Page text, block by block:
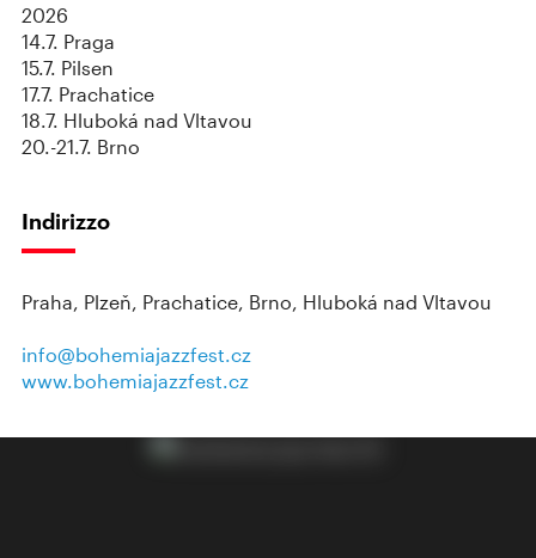
2026
14.7. Praga
15.7. Pilsen
17.7. Prachatice
18.7. Hluboká nad Vltavou
20.-21.7. Brno
Indirizzo
Praha, Plzeň, Prachatice, Brno, Hluboká nad Vltavou
info@bohemiajazzfest.cz
www.bohemiajazzfest.cz